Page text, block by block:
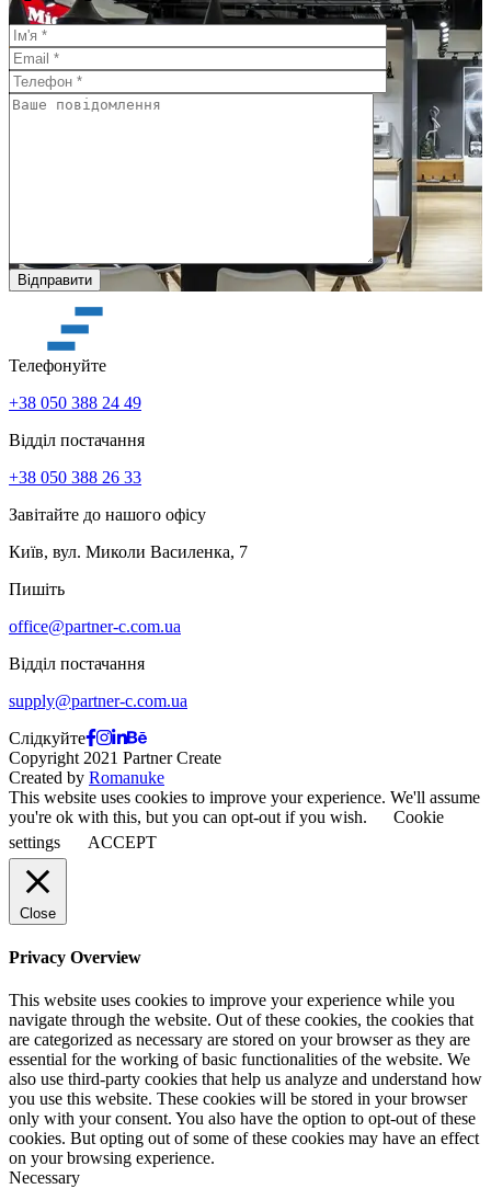
Телефонуйте
+38 050 388 24 49
Відділ постачання
+38 050 388 26 33
Завітайте до нашого офісу
Київ, вул. Миколи Василенка, 7
Пишіть
office@partner-c.com.ua
Відділ постачання
supply@partner-c.com.ua
Слідкуйте
Copyright 2021 Partner Create
Created by Romanuke
This website uses cookies to improve your experience. We'll assume
you're ok with this, but you can opt-out if you wish.
Cookie
settings
ACCEPT
Close
Privacy Overview
This website uses cookies to improve your experience while you
navigate through the website. Out of these cookies, the cookies that
are categorized as necessary are stored on your browser as they are
essential for the working of basic functionalities of the website. We
also use third-party cookies that help us analyze and understand how
you use this website. These cookies will be stored in your browser
only with your consent. You also have the option to opt-out of these
cookies. But opting out of some of these cookies may have an effect
on your browsing experience.
Necessary